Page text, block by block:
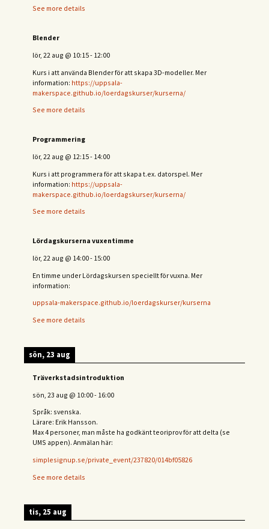
See more details
Blender
lör, 22 aug @ 10:15- 12:00
Kurs i att använda Blender för att skapa 3D-modeller. Mer
information: https://uppsala-
makerspace.github.io/loerdagskurser/kurserna/
See more details
Programmering
lör, 22 aug @ 12:15- 14:00
Kurs i att programmera för att skapa t.ex. datorspel. Mer
information: https://uppsala-
makerspace.github.io/loerdagskurser/kurserna/
See more details
Lördagskurserna vuxentimme
lör, 22 aug @ 14:00- 15:00
En timme under Lördagskursen speciellt för vuxna. Mer
information:
uppsala-makerspace.github.io/loerdagskurser/kurserna
See more details
sön, 23 aug
Träverkstadsintroduktion
sön, 23 aug @ 10:00- 16:00
Språk: svenska.
Lärare: Erik Hansson.
Max 4 personer, man måste ha godkänt teoriprov för att delta (se
UMS appen). Anmälan här:
simplesignup.se/private_event/237820/014bf05826
See more details
tis, 25 aug